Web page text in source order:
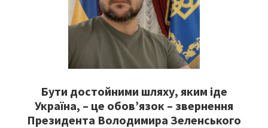
Бути достойними шляху, яким іде
Україна, – це обовʼязок – звернення
Президента Володимира Зеленського